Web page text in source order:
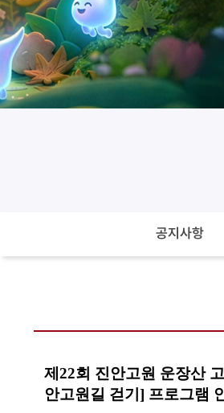
공지사항
제22회 진안고원 운장산
안고원길 걷기] 프로그램